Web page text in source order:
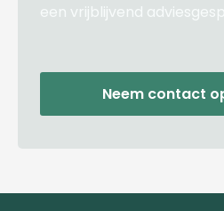
een vrijblijvend
Neem contact